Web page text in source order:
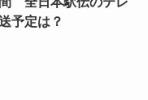
予定は？